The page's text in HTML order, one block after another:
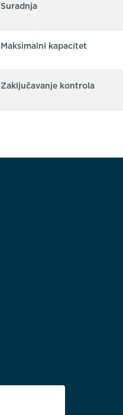
Suradnja
Maksimalni kapacitet
Zaključavanje kontrola